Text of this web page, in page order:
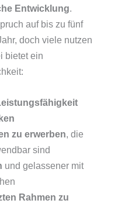
Entwicklung.
auf bis zu fünf
doch viele nutzen
bietet ein
zu erwerben, die
sind
und gelassener mit
Rahmen zu